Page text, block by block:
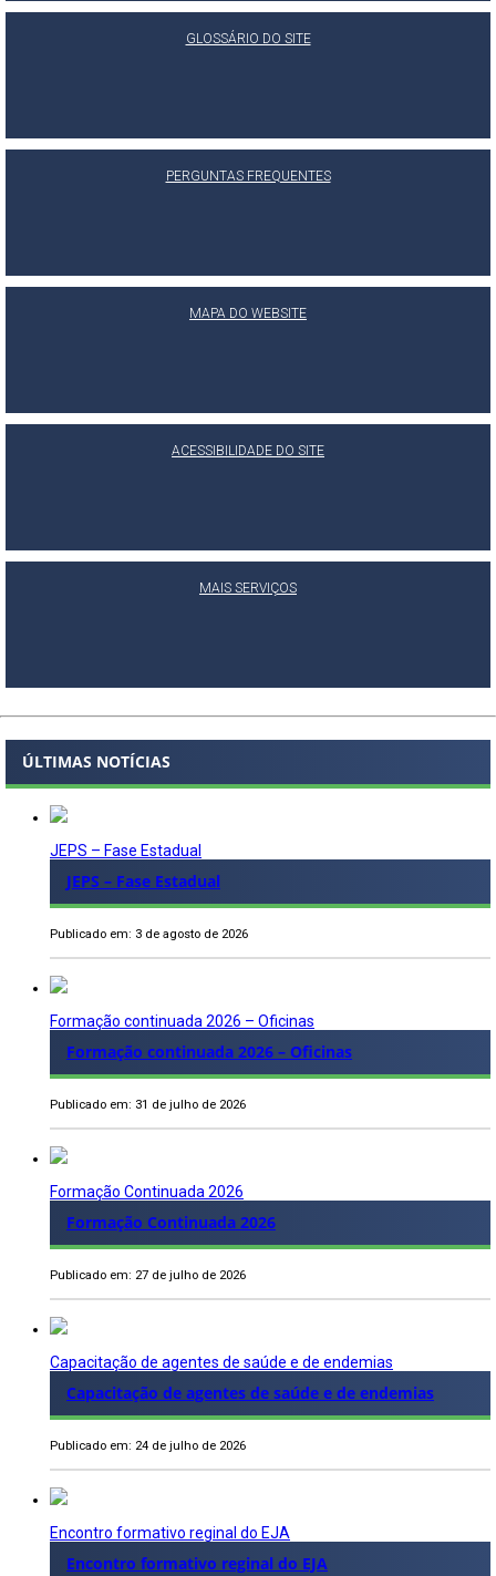
GLOSSÁRIO DO SITE
PERGUNTAS FREQUENTES
MAPA DO WEBSITE
ACESSIBILIDADE DO SITE
MAIS SERVIÇOS
ÚLTIMAS NOTÍCIAS
JEPS – Fase Estadual
JEPS – Fase Estadual
Publicado em: 3 de agosto de 2026
Formação continuada 2026 – Oficinas
Formação continuada 2026 – Oficinas
Publicado em: 31 de julho de 2026
Formação Continuada 2026
Formação Continuada 2026
Publicado em: 27 de julho de 2026
Capacitação de agentes de saúde e de endemias
Capacitação de agentes de saúde e de endemias
Publicado em: 24 de julho de 2026
Encontro formativo reginal do EJA
Encontro formativo reginal do EJA